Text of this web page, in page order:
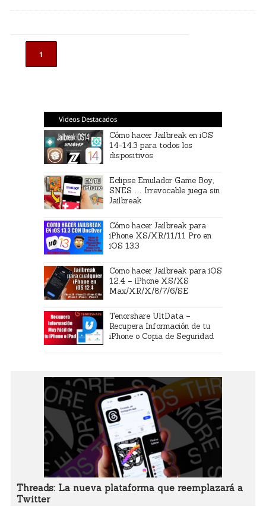
1
Videos Destacados
Cómo hacer Jailbreak en iOS
14-14.3 para todos los
dispositivos
Eclipse Emulador Game Boy,
SNES … Irrevocable juega sin
Jailbreak
Cómo hacer Jailbreak para
iPhone XS/XR/11/11 Pro en
iOS 13.3
Como hacer Jailbreak para iOS
12.4 – iPhone XS/XS
Max/XR/X/8/7/6/SE
Tenorshare UltData –
Recupera Información de tu
iPhone o Copia de Seguridad
Threads: La nueva plataforma que reemplazará a
Twitter